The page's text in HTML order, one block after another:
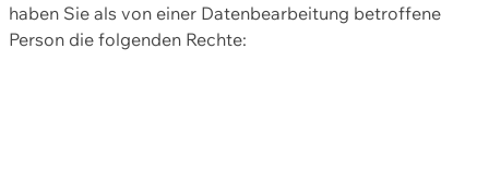
haben Sie als von einer Datenbearbeitung betroffene
Person die folgenden Rechte: